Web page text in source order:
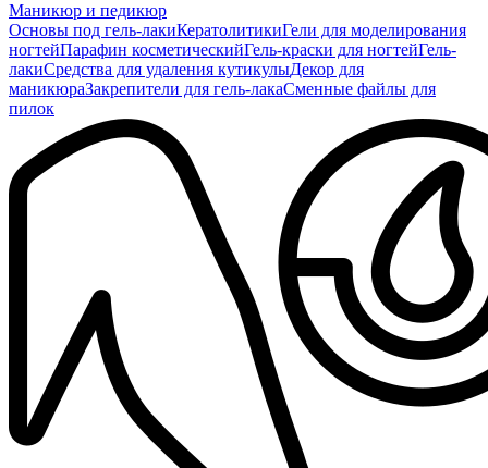
Маникюр и педикюр
Основы под гель-лакиКератолитикиГели для моделирования
ногтейПарафин косметическийГель-краски для ногтейГель-
лакиСредства для удаления кутикулыДекор для
маникюраЗакрепители для гель-лакаСменные файлы для
пилок